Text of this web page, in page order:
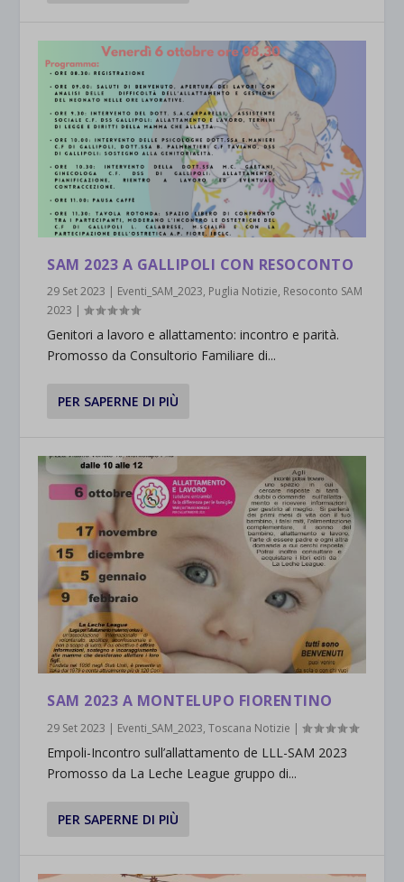
SAM 2023 A GALLIPOLI CON RESOCONTO
29 Set 2023 | Eventi_SAM_2023, Puglia Notizie, Resoconto SAM
2023 |
Genitori a lavoro e allattamento: incontro e parità.
Promosso da Consultorio Familiare di...
PER SAPERNE DI PIÙ
SAM 2023 A MONTELUPO FIORENTINO
29 Set 2023 | Eventi_SAM_2023,Toscana Notizie |
Empoli-Incontro sull’allattamento de LLL-SAM 2023
Promosso da La Leche League gruppo di...
PER SAPERNE DI PIÙ